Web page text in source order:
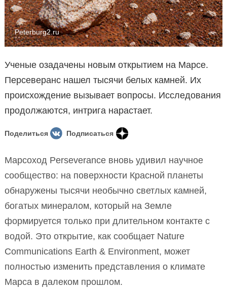
Peterburg2.ru
Ученые озадачены новым открытием на Марсе.
Персеверанс нашел тысячи белых камней. Их
происхождение вызывает вопросы. Исследования
продолжаются, интрига нарастает.
Поделиться Подписаться
Марсоход Perseverance вновь удивил научное
сообщество: на поверхности Красной планеты
обнаружены тысячи необычно светлых камней,
богатых минералом, который на Земле
формируется только при длительном контакте с
водой. Это открытие, как сообщает Nature
Communications Earth & Environment, может
полностью изменить представления о климате
Марса в далеком прошлом.